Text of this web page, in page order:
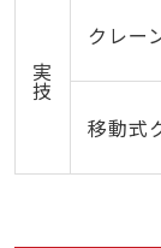
実
技
クレー
移動式